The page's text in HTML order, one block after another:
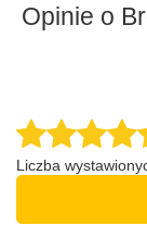
Opinie o
Liczba